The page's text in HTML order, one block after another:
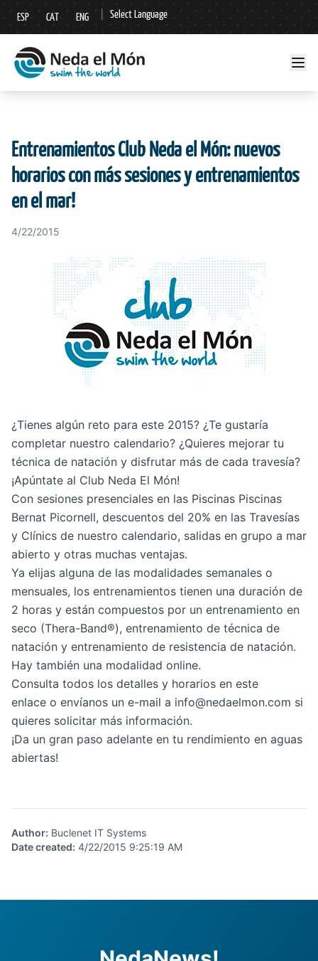
ESP CAT ENG Select Language
▼
Entrenamientos Club Neda el Món: nuevos
horarios con más sesiones y entrenamientos
en el mar!
4/22/2015
¿Tienes algún reto para este 2015? ¿Te gustaría
completar nuestro calendario? ¿Quieres mejorar tu
técnica de natación y disfrutar más de cada travesía?
¡Apúntate al Club Neda El Món!
Con sesiones presenciales en las Piscinas Piscinas
Bernat Picornell, descuentos del 20% en las Travesías
y Clínics de nuestro calendario, salidas en grupo a mar
abierto y otras muchas ventajas.
Ya elijas alguna de las modalidades semanales o
mensuales, los entrenamientos tienen una duración de
2 horas y están compuestos por un entrenamiento en
seco (Thera-Band®), entrenamiento de técnica de
natación y entrenamiento de resistencia de natación.
Hay también una modalidad online.
Consulta todos los detalles y horarios en este
enlace o envíanos un e-mail a info@nedaelmon.com si
quieres solicitar más información.
¡Da un gran paso adelante en tu rendimiento en aguas
abiertas!
Author: Buclenet IT Systems
Date created: 4/22/2015 9:25:19 AM